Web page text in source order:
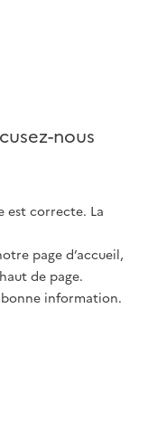
nous
est correcte. La
page d’accueil,
de page.
bonne information.